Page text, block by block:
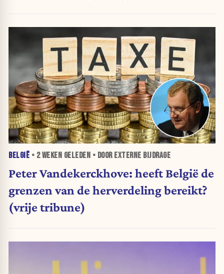
BELGIË • 2 WEKEN GELEDEN • DOOR EXTERNE BIJDRAGE
Peter Vandekerckhove: heeft België de
grenzen van de herverdeling bereikt?
(vrije tribune)